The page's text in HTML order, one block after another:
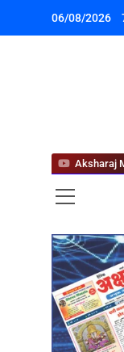
06/08/2026
Aksharaj